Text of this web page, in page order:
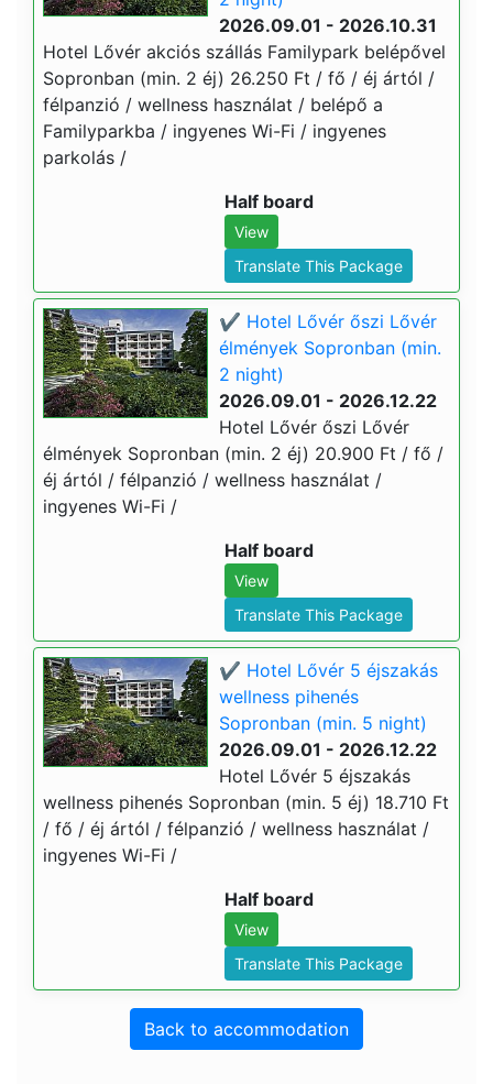
2026.09.01 - 2026.10.31
Hotel Lővér akciós szállás Familypark belépővel
Sopronban (min. 2 éj) 26.250 Ft / fő / éj ártól /
félpanzió / wellness használat / belépő a
Familyparkba / ingyenes Wi-Fi / ingyenes
parkolás /
Half board
View
Translate This Package
✔️ Hotel Lővér őszi Lővér
élmények Sopronban (min.
2 night)
2026.09.01 - 2026.12.22
Hotel Lővér őszi Lővér
élmények Sopronban (min. 2 éj) 20.900 Ft / fő /
éj ártól / félpanzió / wellness használat /
ingyenes Wi-Fi /
Half board
View
Translate This Package
✔️ Hotel Lővér 5 éjszakás
wellness pihenés
Sopronban (min. 5 night)
2026.09.01 - 2026.12.22
Hotel Lővér 5 éjszakás
wellness pihenés Sopronban (min. 5 éj) 18.710 Ft
/ fő / éj ártól / félpanzió / wellness használat /
ingyenes Wi-Fi /
Half board
View
Translate This Package
Back to accommodation